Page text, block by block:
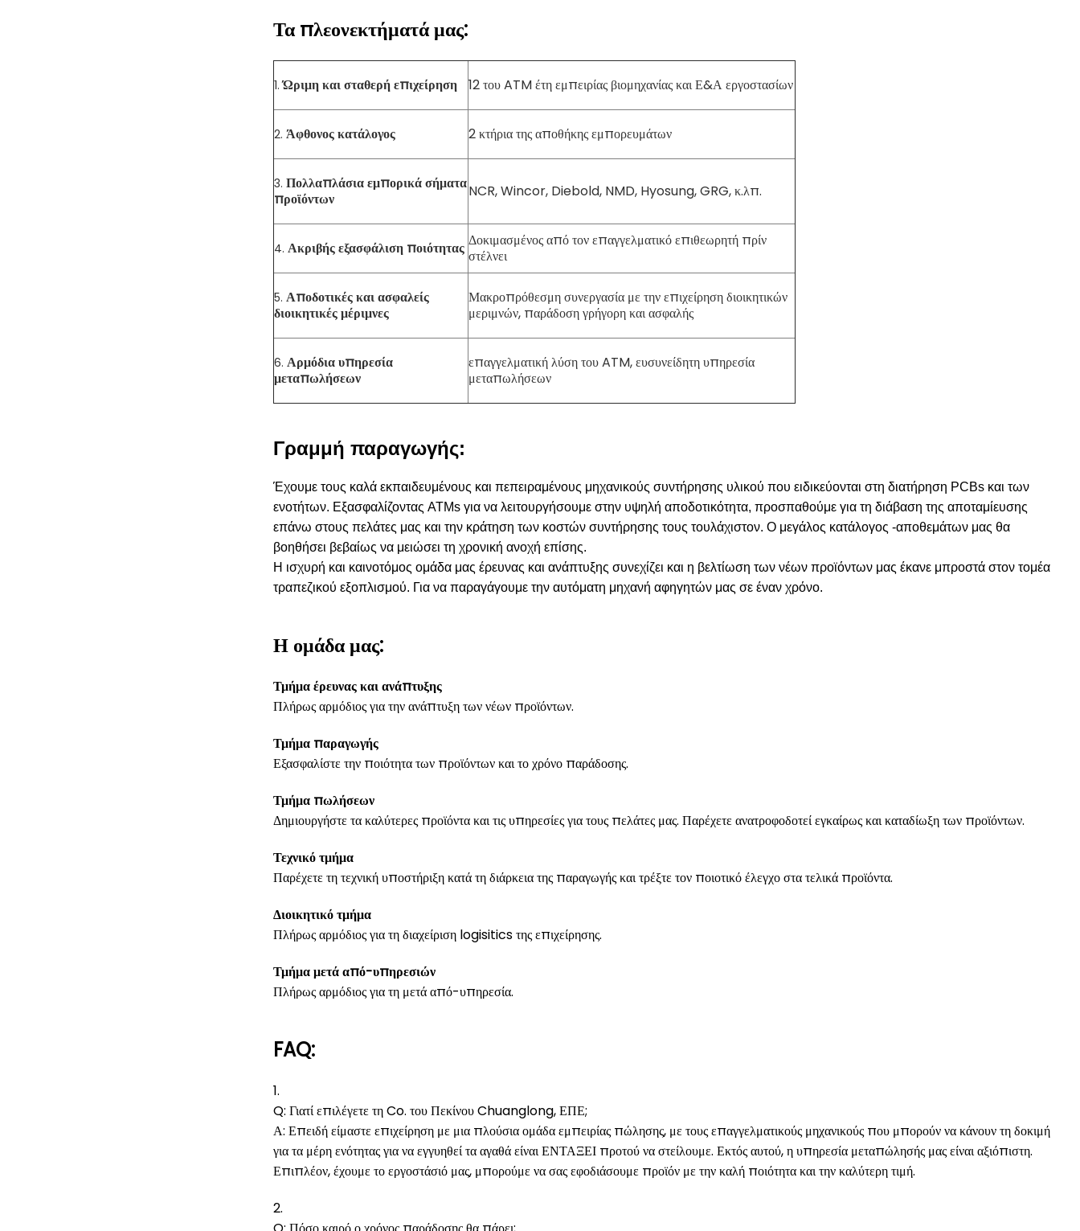
Τα πλεονεκτήματά μας:
1.Ώριμη και σταθερή επιχείρηση 12 του ATM έτη εμπειρίας βιομηχανίας και Ε&Α εργοστασίων
2. Άφθονος κατάλογος 2 κτήρια της αποθήκης εμπορευμάτων
3. Πολλαπλάσια εμπορικά σήματα
προϊόντων
NCR, Wincor, Diebold, NMD, Hyosung, GRG, κ.λπ.
4. Ακριβής εξασφάλιση ποιότητας Δοκιμασμένος από τον επαγγελματικό επιθεωρητή πρίν
στέλνει
5. Αποδοτικές και ασφαλείς
διοικητικές μέριμνες
Μακροπρόθεσμη συνεργασία με την επιχείρηση διοικητικών
μεριμνών, παράδοση γρήγορη και ασφαλής
6. Αρμόδια υπηρεσία
μεταπωλήσεων
επαγγελματική λύση του ATM, ευσυνείδητη υπηρεσία
μεταπωλήσεων
Γραμμή παραγωγής:
Έχουμε τους καλά εκπαιδευμένους και πεπειραμένους μηχανικούς συντήρησης υλικού που ειδικεύονται στη διατήρηση PCBs και των
ενοτήτων. Εξασφαλίζοντας ATMs για να λειτουργήσουμε στην υψηλή αποδοτικότητα, προσπαθούμε για τη διάβαση της αποταμίευσης
επάνω στους πελάτες μας και την κράτηση των κοστών συντήρησης τους τουλάχιστον. Ο μεγάλος κατάλογος -αποθεμάτων μας θα
βοηθήσει βεβαίως να μειώσει τη χρονική ανοχή επίσης.
Η ισχυρή και καινοτόμος ομάδα μας έρευνας και ανάπτυξης συνεχίζει και η βελτίωση των νέων προϊόντων μας έκανε μπροστά στον τομέα
τραπεζικού εξοπλισμού. Για να παραγάγουμε την αυτόματη μηχανή αφηγητών μας σε έναν χρόνο.
Η ομάδα μας:
Τμήμα έρευνας και ανάπτυξης
Πλήρως αρμόδιος για την ανάπτυξη των νέων προϊόντων.
Τμήμα παραγωγής
Εξασφαλίστε την ποιότητα των προϊόντων και το χρόνο παράδοσης.
Τμήμα πωλήσεων
Δημιουργήστε τα καλύτερες προϊόντα και τις υπηρεσίες για τους πελάτες μας. Παρέχετε ανατροφοδοτεί εγκαίρως και καταδίωξη των προϊόντων.
Τεχνικό τμήμα
Παρέχετε τη τεχνική υποστήριξη κατά τη διάρκεια της παραγωγής και τρέξτε τον ποιοτικό έλεγχο στα τελικά προϊόντα.
Διοικητικό τμήμα
Πλήρως αρμόδιος για τη διαχείριση logisitics της επιχείρησης.
Τμήμα μετά από-υπηρεσιών
Πλήρως αρμόδιος για τη μετά από-υπηρεσία.
FAQ:
1.
Q: Γιατί επιλέγετε τη Co. του Πεκίνου Chuanglong, ΕΠΕ;
Α: Επειδή είμαστε επιχείρηση με μια πλούσια ομάδα εμπειρίας πώλησης, με τους επαγγελματικούς μηχανικούς που μπορούν να κάνουν τη δοκιμή
για τα μέρη ενότητας για να εγγυηθεί τα αγαθά είναι ΕΝΤΑΞΕΙ προτού να στείλουμε. Εκτός αυτού, η υπηρεσία μεταπώλησής μας είναι αξιόπιστη.
Επιπλέον, έχουμε το εργοστάσιό μας, μπορούμε να σας εφοδιάσουμε προϊόν με την καλή ποιότητα και την καλύτερη τιμή.
2.